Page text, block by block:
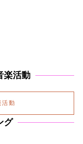
楽活動
活動
グ